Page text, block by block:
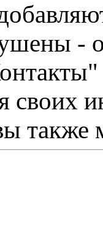
-
также